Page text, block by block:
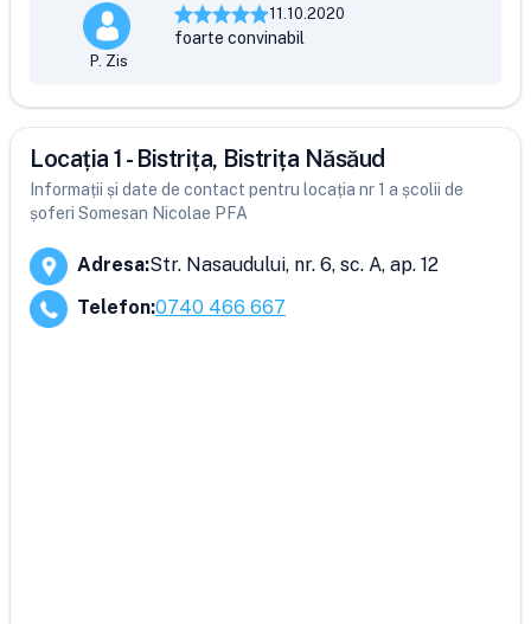
P. Zis
11.10.2020
foarte convinabil
Locația 1 - Bistrița, Bistrița Năsăud
Informații și date de contact pentru locația nr 1 a școlii de
șoferi Somesan Nicolae PFA
Adresa:Str. Nasaudului, nr. 6, sc. A, ap. 12
Telefon:0740 466 667